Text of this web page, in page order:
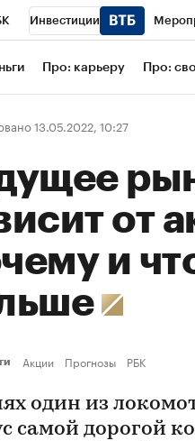
Инвестиции
РБК РБК Образование
валюты
Про: карьеру Про:
13.05.2022, 10:27
от
и
Акции Прогнозы РБК
один из
самой дорогой